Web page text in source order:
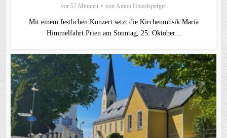
vor 57 Minuten von Anton Hötzelsperger
Mit einem festlichen Konzert setzt die Kirchenmusik Mariä
Himmelfahrt Prien am Sonntag, 25. Oktober...